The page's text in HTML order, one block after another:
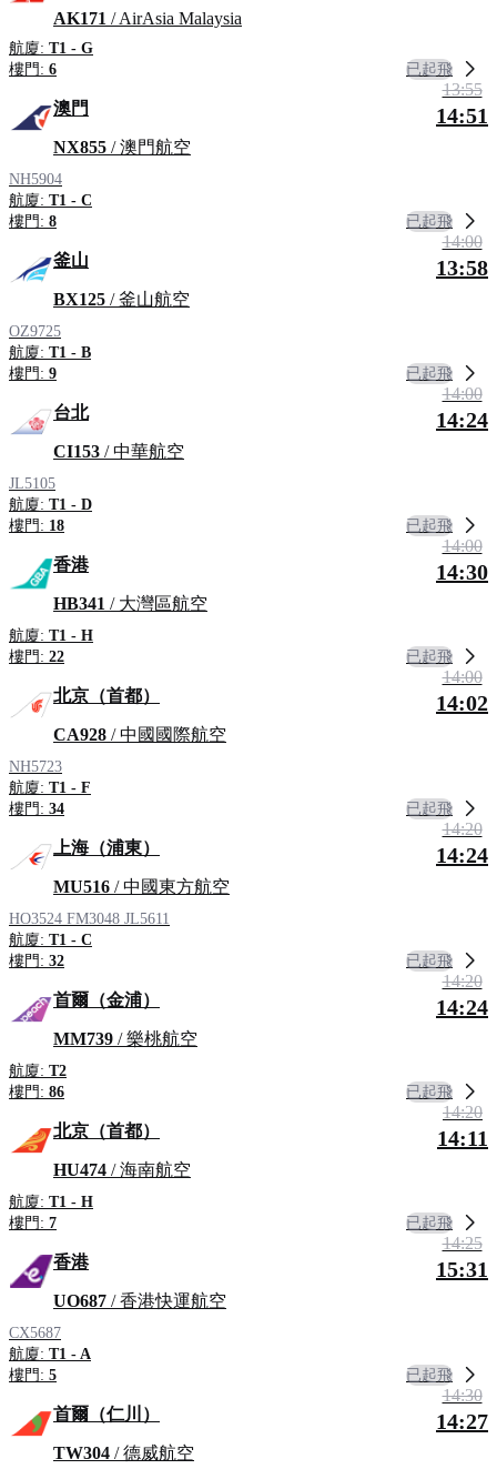
AK171 / AirAsia Malaysia
航廈: T1 - G
樓門: 6 已起飛
澳門
NX855 / 澳門航空
NH5904
航廈: T1 - C
樓門: 8
13:55
14:51
已起飛
釜山
BX125 / 釜山航空
OZ9725
航廈: T1 - B
樓門: 9
14:00
13:58
已起飛
台北
CI153 / 中華航空
JL5105
航廈: T1 - D
樓門: 18
14:00
14:24
已起飛
香港
HB341 / 大灣區航空
航廈: T1 - H
樓門: 22
14:00
14:30
已起飛
北京（首都）
CA928 / 中國國際航空
NH5723
航廈: T1 - F
樓門: 34
14:00
14:02
已起飛
上海（浦東）
MU516 / 中國東方航空
HO3524 FM3048 JL5611
航廈: T1 - C
樓門: 32
14:20
14:24
已起飛
首爾（金浦）
MM739 / 樂桃航空
航廈: T2
樓門: 86
14:20
14:24
已起飛
北京（首都）
HU474 / 海南航空
航廈: T1 - H
樓門: 7
14:20
14:11
已起飛
香港
UO687 / 香港快運航空
CX5687
航廈: T1 - A
樓門: 5
14:25
15:31
已起飛
首爾（仁川）
TW304 / 德威航空
14:30
14:27